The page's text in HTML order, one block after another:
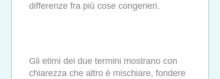
differenze fra più cose congeneri.
Gli etimi dei due termini mostrano con
chiarezza che altro è mischiare, fondere